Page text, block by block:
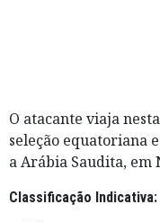
O atacante viaja
seleção equatoriana
a Arábia Saudita, em
Classificação